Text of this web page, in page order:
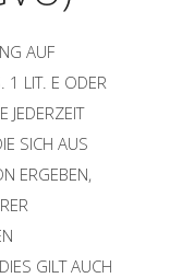
AUF
1 LIT. E ODER
JEDERZEIT
SICH AUS
ERGEBEN,
GILT AUCH